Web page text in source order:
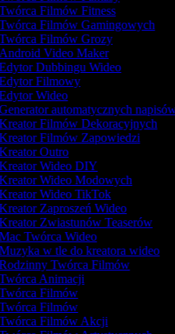
Filmów Fitness
Filmów Gamingowych
Filmów Grozy
Video Maker
Dubbingu Wideo
Filmowy
Wideo
automatycznych napisów
Filmów Dekoracyjnych
Filmów Zapowiedzi
Outro
Wideo DIY
Wideo Modowych
Wideo TikTok
Zaproszeń Wideo
Zwiastunów Teaserów
Twórca Wideo
w tle do kreatora wideo
Twórca Filmów
Animacji
Filmów
Filmów
Filmów Akcji